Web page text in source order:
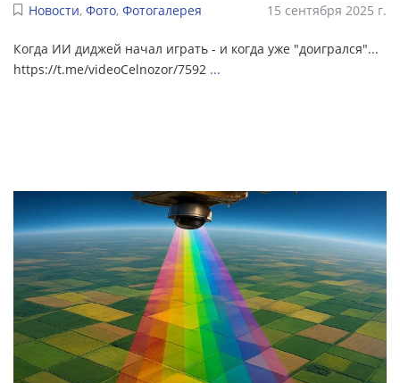
Новости, Фото, Фотогалерея 15 сентября 2025 г.
Когда ИИ диджей начал играть - и когда уже "доигрался"...
https://t.me/videoCelnozor/7592 ...